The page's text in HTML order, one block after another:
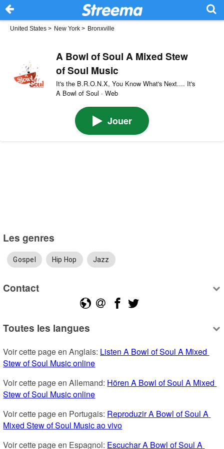
United States > New York > Bronxville
A Bowl of Soul A Mixed Stew
of Soul Music
It's the B.R.O.N.X, You Know What's Next.... It's
A Bowl of Soul · Web
Jouer
Les genres
Gospel Hip Hop Jazz
Contact
Toutes les langues
Voir cette page en Anglais: Listen A Bowl of Soul A Mixed
Stew of Soul Music online
Voir cette page en Allemand: Hören A Bowl of Soul A Mixed
Stew of Soul Music online
Voir cette page en Portugais: Reproduzir A Bowl of Soul A
Mixed Stew of Soul Music ao vivo
Voir cette page en Espagnol: Escuchar A Bowl of Soul A